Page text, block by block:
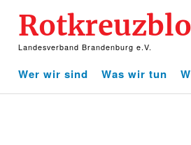
Landesverband Brandenburg e.V.
Wer wir sind
Was wir tun